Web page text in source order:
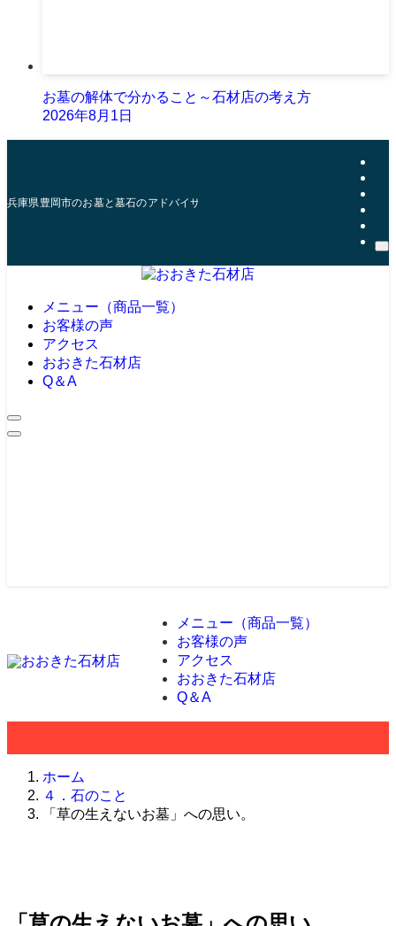
お墓の解体で分かること～石材店の考え方
2026年8月1日
兵庫県豊岡市のお墓と墓石のアドバイザー | おおきた石材店
メニュー（商品一覧）
お客様の声
アクセス
おおきた石材店
Q＆A
メニュー（商品一覧）
お客様の声
アクセス
おおきた石材店
Q＆A
ホーム
４．石のこと
「草の生えないお墓」への思い。